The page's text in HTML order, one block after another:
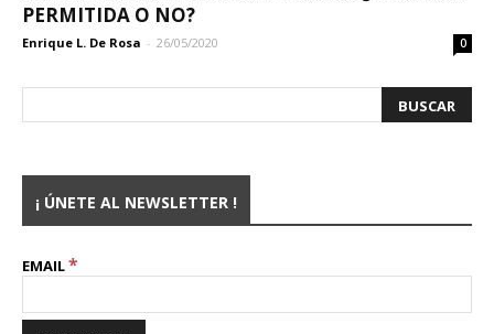
PERMITIDA O NO?
Enrique L. De Rosa - 26/05/2020 0
¡ ÚNETE AL NEWSLETTER !
EMAIL*